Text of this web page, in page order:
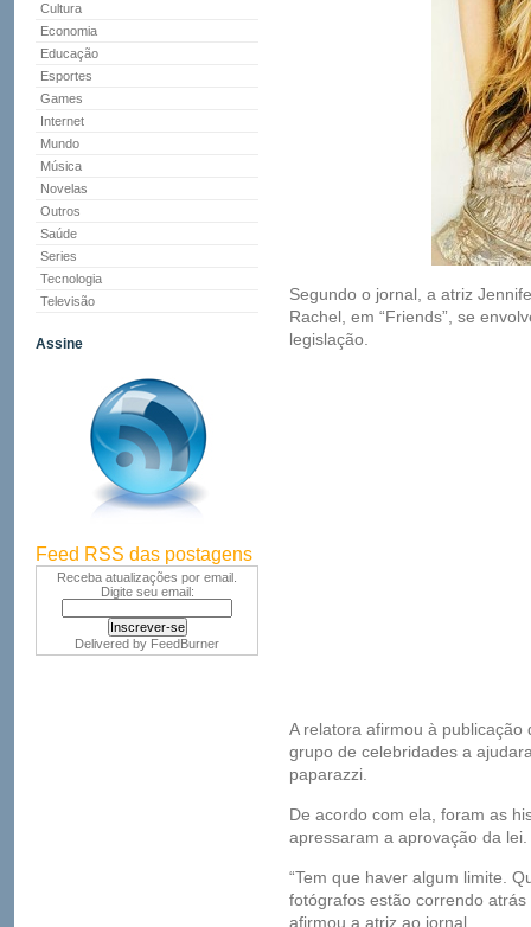
Cultura
Economia
Educação
Esportes
Games
Internet
Mundo
Música
Novelas
Outros
Saúde
Series
Tecnologia
Televisão
Assine
Feed RSS das postagens
Receba atualizações por email.
Digite seu email:
Delivered by FeedBurner
Segundo o jornal, a atriz
Rachel, em “Friends”, se
legislação.
A relatora afirmou à
grupo de celebridades a
paparazzi.
De acordo com ela, foram as
apressaram a aprovação da lei.
“Tem que haver algum limite.
fotógrafos estão correndo
afirmou a atriz ao jornal.